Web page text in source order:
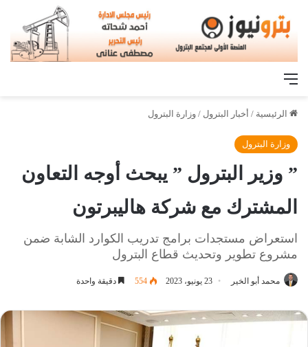
القائمة
الرئيسية / أخبار البترول / وزارة البترول
وزارة البترول
” وزير البترول ” يبحث أوجه التعاون
المشترك مع شركة هاليبرتون
استعراض مستجدات برامج تدريب الكوارد الشابة ضمن
مشروع تطوير وتحديث قطاع البترول
محمد أبو الخير 23 يونيو، 2023 554 دقيقة واحدة